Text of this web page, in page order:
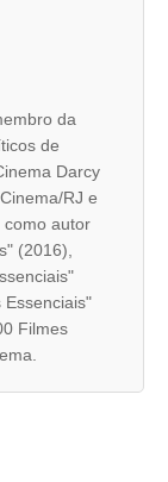
da
de
Darcy
RJ e
como autor
(2016),
Essenciais"
Filmes